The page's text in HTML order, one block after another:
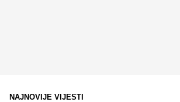
NAJNOVIJE VIJESTI